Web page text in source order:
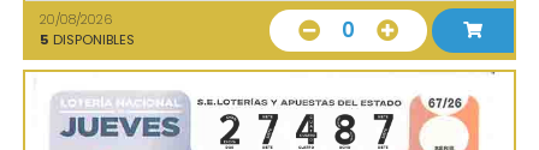
20/08/2026
5 DISPONIBLES 0